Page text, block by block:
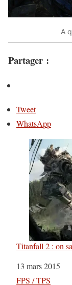
A
Partager :
Tweet
WhatsApp
Titanfall 2 : on
Date
13 mars 2015
Par rapport à
FPS / TPS